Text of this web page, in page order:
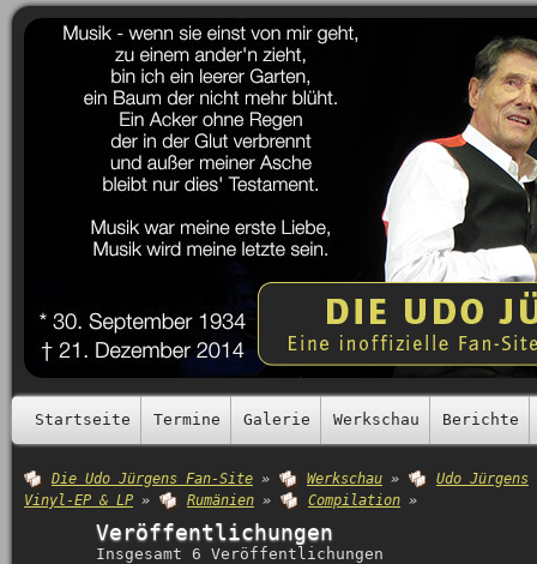
Startseite Termine Galerie Werkschau Berichte
Die Udo Jürgens Fan-Site » Werkschau » Udo Jürgens
Vinyl-EP & LP » Rumänien » Compilation »
Veröffentlichungen
Insgesamt 6 Veröffentlichungen